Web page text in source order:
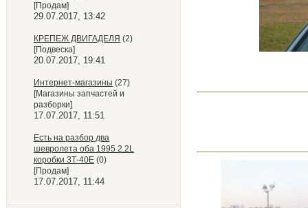
[Продам]
29.07.2017, 13:42
КРЕПЕЖ ДВИГАДЕЛЯ (2)
[Подвеска]
20.07.2017, 19:41
Интернет-магазины (27)
[Магазины запчастей и
разборки]
17.07.2017, 11:51
Есть на разбор два
шевролета оба 1995 2.2L
коробки 3Т-40Е (0)
[Продам]
17.07.2017, 11:44